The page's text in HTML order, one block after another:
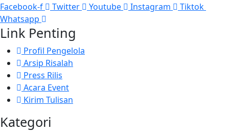
Facebook-f
Twitter Youtube Instagram
Tiktok
Whatsapp
Link Penting
Profil Pengelola
Arsip Risalah
Press Rilis
Acara Event
Kirim Tulisan
Kategori